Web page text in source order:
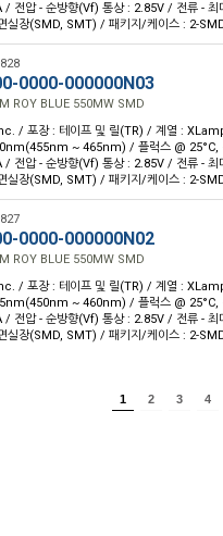
/ 전압 - 순방향(Vf) 통상 : 2.85V / 전류 -
실장(SMD, SMT) / 패키지/케이스 : 2-
0000-000000N03
ROY BLUE 550MW SMD
/ 포장 : 테이프 및 릴(TR) / 계열 :
~ 465nm) / 플럭스 @ 25°C,
/ 전압 - 순방향(Vf) 통상 : 2.85V / 전류 -
실장(SMD, SMT) / 패키지/케이스 : 2-
0000-000000N02
ROY BLUE 550MW SMD
/ 포장 : 테이프 및 릴(TR) / 계열 :
~ 460nm) / 플럭스 @ 25°C,
/ 전압 - 순방향(Vf) 통상 : 2.85V / 전류 -
실장(SMD, SMT) / 패키지/케이스 : 2-
1 2 3 4